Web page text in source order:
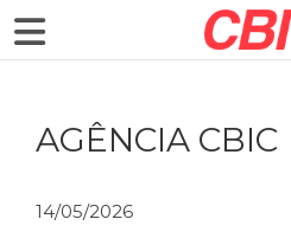
AGÊNCIA CBIC
14/05/2026